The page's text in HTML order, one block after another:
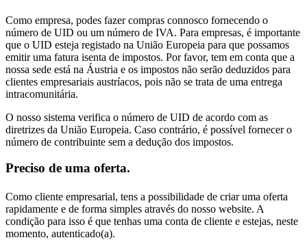
Como empresa, podes fazer compras connosco fornecendo o
número de UID ou um número de IVA. Para empresas, é importante
que o UID esteja registado na União Europeia para que possamos
emitir uma fatura isenta de impostos. Por favor, tem em conta que a
nossa sede está na Áustria e os impostos não serão deduzidos para
clientes empresariais austríacos, pois não se trata de uma entrega
intracomunitária.
O nosso sistema verifica o número de UID de acordo com as
diretrizes da União Europeia. Caso contrário, é possível fornecer o
número de contribuinte sem a dedução dos impostos.
Preciso de uma oferta.
Como cliente empresarial, tens a possibilidade de criar uma oferta
rapidamente e de forma simples através do nosso website. A
condição para isso é que tenhas uma conta de cliente e estejas, neste
momento, autenticado(a).